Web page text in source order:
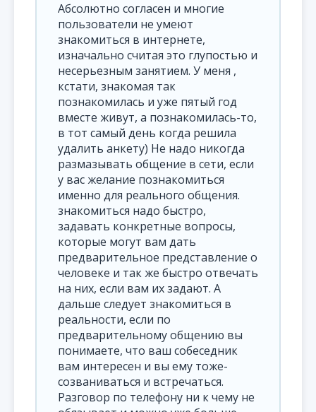
Абсолютно согласен и многие
пользователи не умеют
знакомиться в интернете,
изначально считая это глупостью и
несерьезным занятием. У меня ,
кстати, знакомая так
познакомилась и уже пятый год
вместе живут, а познакомилась-то,
в тот самый день когда решила
удалить анкету) Не надо никогда
размазывать общение в сети, если
у вас желание познакомиться
именно для реального общения.
знакомиться надо быстро,
задавать конкретные вопросы,
которые могут вам дать
предварительное представление о
человеке и так же быстро отвечать
на них, если вам их задают. А
дальше следует знакомиться в
реальности, если по
предварительному общению вы
понимаете, что ваш собеседник
вам интересен и вы ему тоже-
созваниваться и встречаться.
Разговор по телефону ни к чему не